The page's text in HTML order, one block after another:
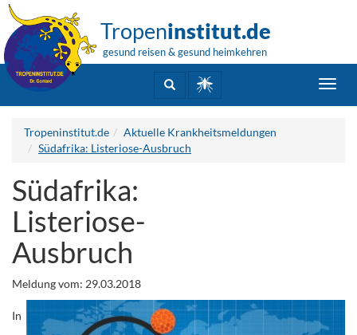
Tropeninstitut.de
gesund reisen & gesund heimkehren
Tropeninstitut.de
Aktuelle Krankheitsmeldungen
Südafrika: Listeriose-Ausbruch
Südafrika:
Listeriose-
Ausbruch
Meldung vom: 29.03.2018
In